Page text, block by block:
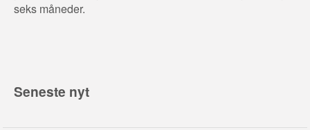
seks måneder.
Seneste nyt